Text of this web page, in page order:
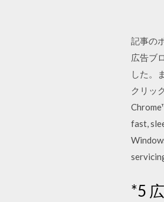
記事の
広告ブ
した。
クリッ
fast,
*5